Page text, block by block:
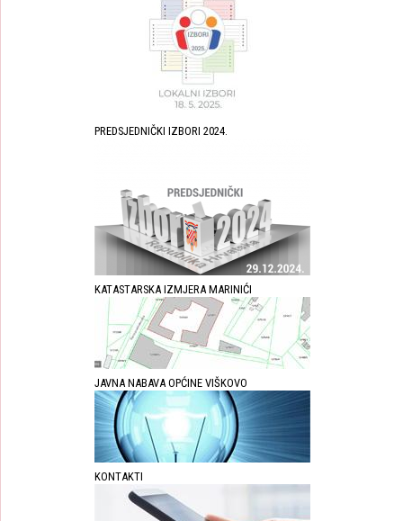
PREDSJEDNIČKI IZBORI 2024.
KATASTARSKA IZMJERA MARINIĆI
JAVNA NABAVA OPĆINE VIŠKOVO
KONTAKTI